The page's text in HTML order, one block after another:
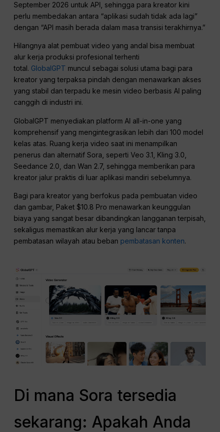
September 2026 untuk API, sehingga para kreator kini
perlu membedakan antara “aplikasi sudah tidak ada lagi”
dengan “API masih berada dalam masa transisi terakhirnya.”
Hilangnya alat pembuat video yang andal bisa membuat
alur kerja produksi profesional terhenti
total. GlobalGPT muncul sebagai solusi utama bagi para
kreator yang terpaksa pindah dengan menawarkan akses
yang stabil dan terpadu ke mesin video berbasis AI paling
canggih di industri ini.
GlobalGPT menyediakan platform AI all-in-one yang
komprehensif yang mengintegrasikan lebih dari 100 model
kelas atas. Ruang kerja video saat ini menampilkan
penerus dan alternatif Sora, seperti Veo 3.1, Kling 3.0,
Seedance 2.0, dan Wan 2.7, sehingga memberikan para
kreator jalur praktis di luar aplikasi mandiri sebelumnya.
Bagi para kreator yang berfokus pada pembuatan video
dan gambar, Paket $10.8 Pro menawarkan keunggulan
biaya yang sangat besar dibandingkan langganan terpisah,
sekaligus memastikan alur kerja yang lancar tanpa
pembatasan wilayah atau beban pembatasan konten.
Di mana Sora tersedia
sekarang: Apakah Anda